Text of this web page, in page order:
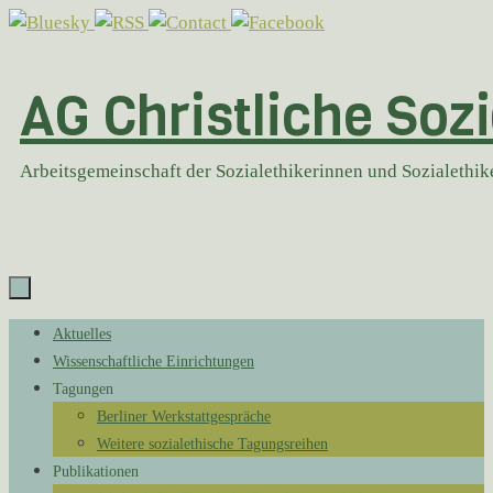
Zum
AG Christliche
Arbeitsgemeinschaft der Sozialethikerinnen und
Zum
Inhalt
springen
Aktuelles
Wissenschaftliche Einrichtungen
Tagungen
Berliner Werkstattgespräche
Weitere sozialethische Tagungsreihen
Publikationen